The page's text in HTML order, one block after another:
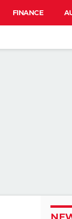
FINANCE